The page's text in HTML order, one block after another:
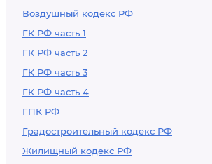
Воздушный кодекс РФ
ГК РФ часть 1
ГК РФ часть 2
ГК РФ часть 3
ГК РФ часть 4
ГПК РФ
Градостроительный кодекс РФ
Жилищный кодекс РФ